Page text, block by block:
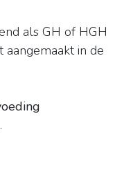
als GH of HGH
in de